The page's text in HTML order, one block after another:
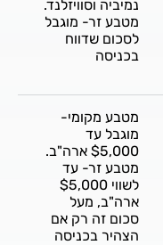
נמיביה וסוויזלנד.
מטבע זר- מוגבל
לסכום שדווח
בכניסה
מטבע מקומי-
מוגבל עד
$5,000 ארה"ב.
מטבע זר- עד
לשווי $5,000
ארה"ב, מעל
סכום זה רק אם
הצהיר בכניסה